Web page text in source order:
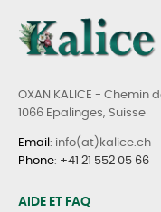
OXAN KALICE - Chemin
1066 Epalinges, Suisse
Email : info(at)kalice.ch
Phone: +41 21 552 05 66
AIDE ET FAQ